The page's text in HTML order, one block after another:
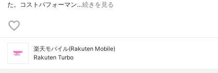
た。コストパフォーマン…続きを見る
楽天モバイル(Rakuten Mobile)
Rakuten Turbo